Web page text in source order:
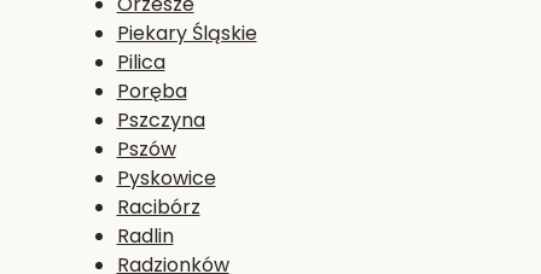
Piekary Śląskie
Pilica
Poręba
Pszczyna
Pszów
Pyskowice
Racibórz
Radlin
Radzionków